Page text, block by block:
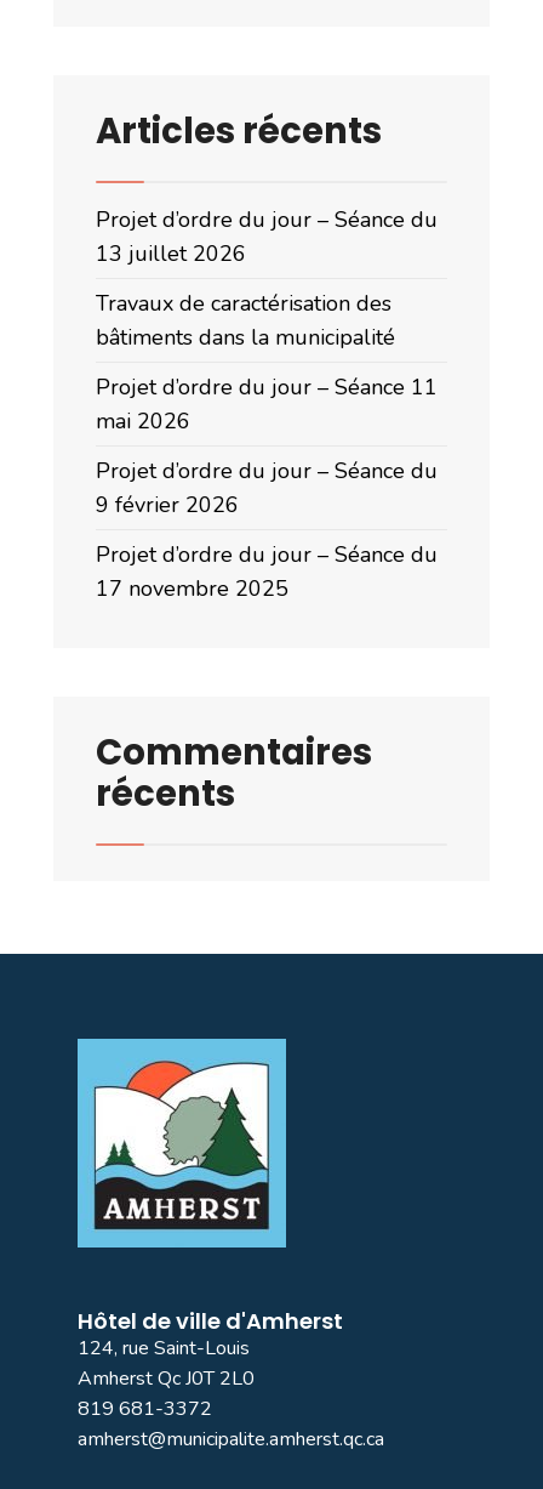
Articles récents
Projet d’ordre du jour – Séance du
13 juillet 2026
Travaux de caractérisation des
bâtiments dans la municipalité
Projet d’ordre du jour – Séance 11
mai 2026
Projet d’ordre du jour – Séance du
9 février 2026
Projet d’ordre du jour – Séance du
17 novembre 2025
Commentaires
récents
Hôtel de ville d'Amherst
124, rue Saint-Louis
Amherst Qc J0T 2L0
819 681-3372
amherst@municipalite.amherst.qc.ca